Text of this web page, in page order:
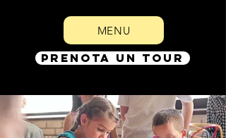
MENU
PRENOTA UN TOUR